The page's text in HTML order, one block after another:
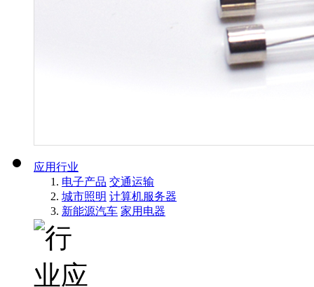
应用行业
电子产品 交通运输
城市照明 计算机服务器
新能源汽车 家用电器